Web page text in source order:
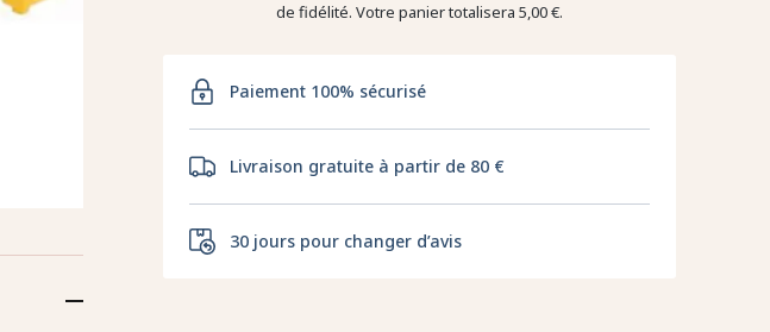
de fidélité. Votre panier totalisera5,00 €.
Paiement 100% sécurisé
Livraison gratuite à partir de 80 €
30 jours pour changer d’avis